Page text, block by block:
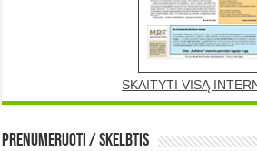
SKAITYTI VISĄ
Prenumeruoti / Skelbtis